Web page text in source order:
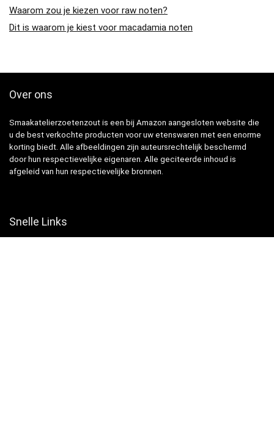
Waarom zou je kiezen voor raw noten?
Dit is waarom je kiest voor macadamia noten
Over ons
Smaakatelierzoetenzout is een bij Amazon aangesloten website die
u de best verkochte producten voor uw etenswaren met een enorme
korting biedt. Alle afbeeldingen zijn auteursrechtelijk beschermd
door hun respectievelijke eigenaren. Alle geciteerde inhoud is
afgeleid van hun respectievelijke bronnen.
Snelle Links